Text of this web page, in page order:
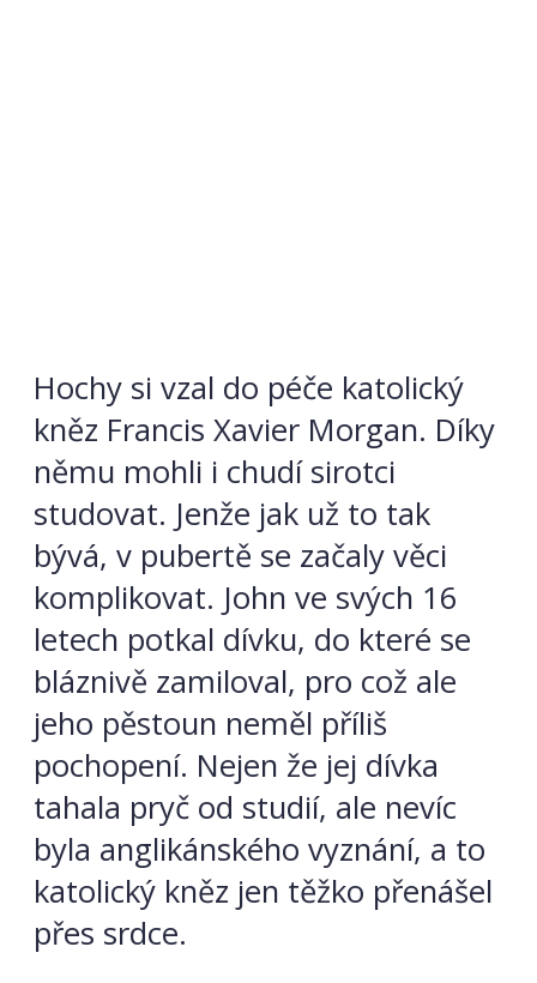
Hochy si vzal do péče katolický
kněz Francis Xavier Morgan. Díky
němu mohli i chudí sirotci
studovat. Jenže jak už to tak
bývá, v pubertě se začaly věci
komplikovat. John ve svých 16
letech potkal dívku, do které se
bláznivě zamiloval, pro což ale
jeho pěstoun neměl příliš
pochopení. Nejen že jej dívka
tahala pryč od studií, ale nevíc
byla anglikánského vyznání, a to
katolický kněz jen těžko přenášel
přes srdce.